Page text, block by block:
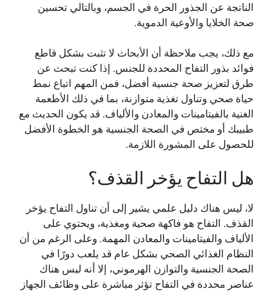
الناتجة عن الجذور الحرة في الجسم، وبالتالي تحسين
صحة الخلايا والأوعية الدموية.
مع ذلك، يجب ملاحظة أن الأبحاث لا تثبت بشكل قاطع
فوائد بذور التفاح المحددة للجنس. إذا كنت تبحث عن
طرق لتعزيز صحة جنسية أفضل، فمن المهم اتباع نمط
حياة صحي وتناول تغذية متوازنة، بما في ذلك الأطعمة
الغنية بالفيتامينات والمعادن والألياف. قد يكون الحديث مع
طبيبك أو مختص في الصحة الجنسية هو الخطوة الأفضل
للحصول على المشورة اللازمة.
هل التفاح يؤخر القذف؟
لا، ليس هناك دليل علمي يشير إلى أن تناول التفاح يؤخر
القذف. التفاح هو فاكهة صحية ومغذية، ويحتوي على
الألياف والفيتامينات والمعادن المهمة. وعلى الرغم من أن
النظام الغذائي الصحي بشكل عام قد يلعب دورًا في
الصحة الجنسية والتوازن الهرموني، إلا أنه ليس هناك
عناصر محددة في التفاح تؤثر مباشرة على وظائف الجهاز